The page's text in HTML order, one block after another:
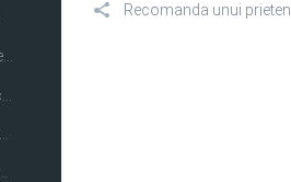
Pompieri - Academia de Politie
Recomanda unui prieten